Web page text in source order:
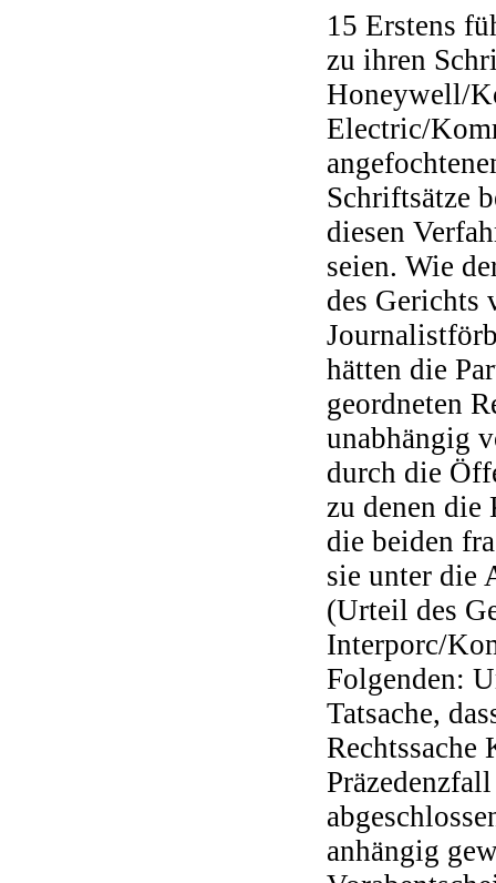
15 Erstens
zu ihren
Honeywell/
Electric/
Schriftsätze
diesen
seien. Wie
des Gerichts
hätten die
geordneten
unabhängig
durch die
zu denen die
die beiden
sie unter die
(Urteil des
Interporc/
Folgenden:
Tatsache,
Rechtssache
anhängig